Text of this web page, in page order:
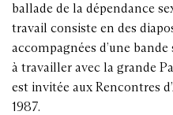
ballade de la dépendance
travail consiste en des
accompagnées d’une
à travailler avec la grande
est invitée aux Rencontres
1987.